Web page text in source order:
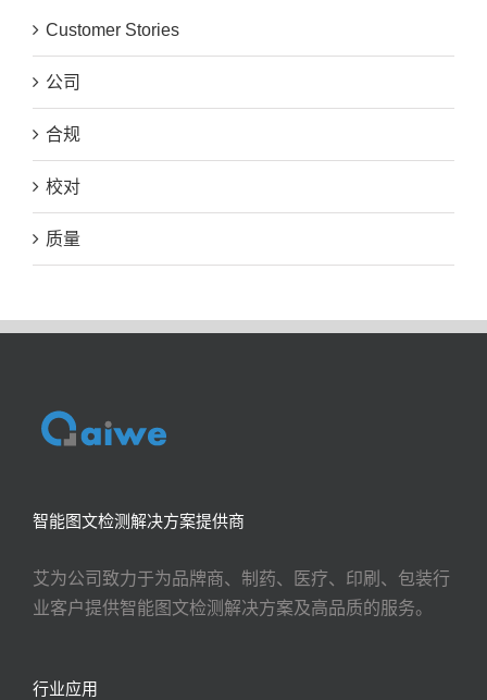
Customer Stories
公司
合规
校对
质量
智能图文检测解决方案提供商
艾为公司致力于为品牌商、制药、医疗、印刷、包装行
业客户提供智能图文检测解决方案及高品质的服务。
行业应用